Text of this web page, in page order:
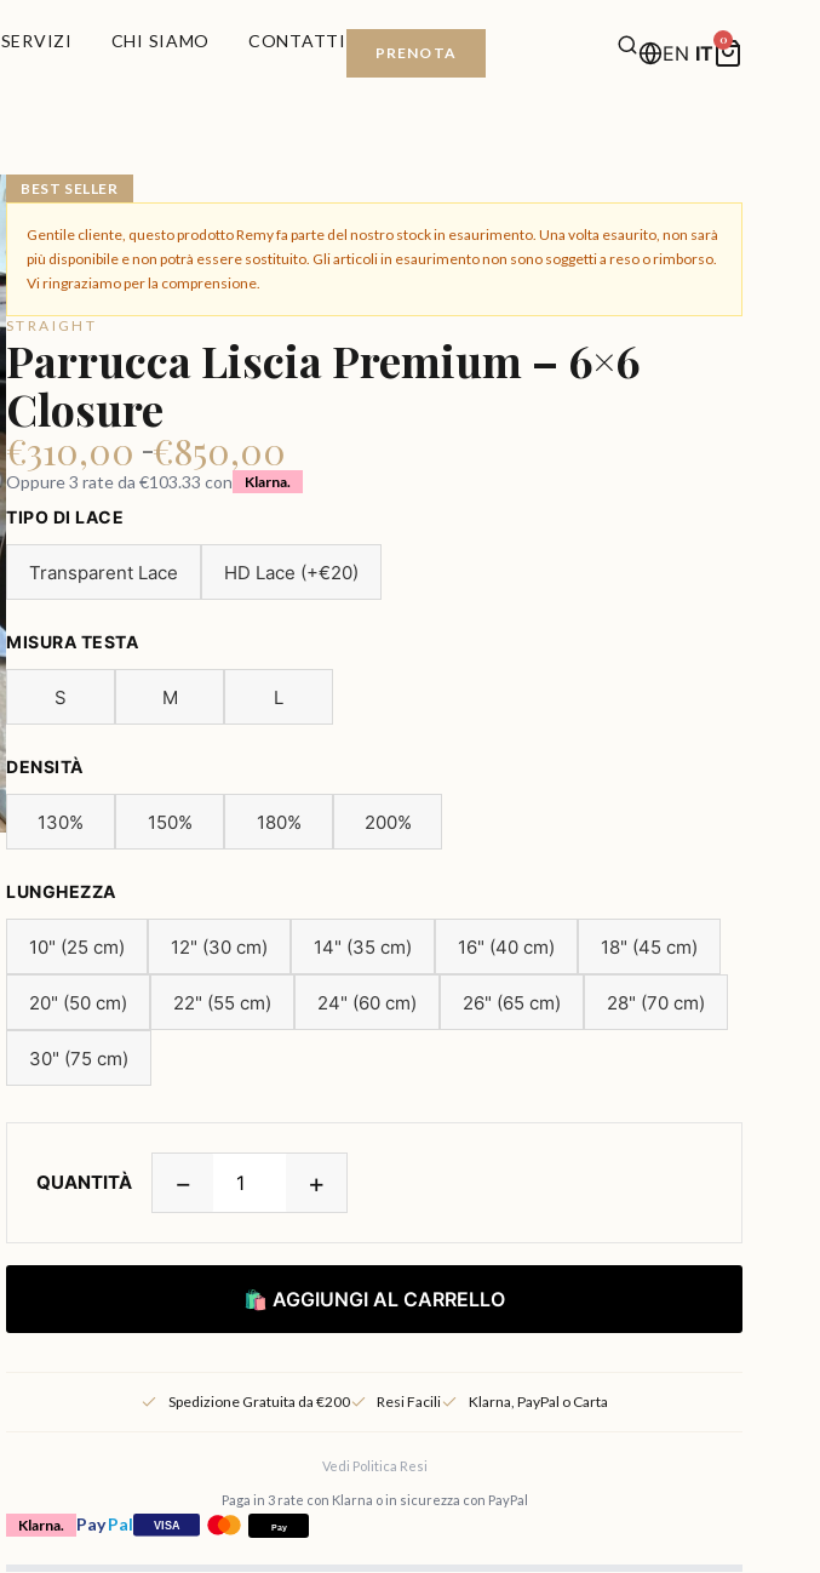
SERVIZI CHI SIAMO CONTATTI
PRENOTA EN IT
0
BEST SELLER
Gentile cliente, questo prodotto Remy fa parte del nostro stock in esaurimento. Una volta esaurito, non sarà
più disponibile e non potrà essere sostituito. Gli articoli in esaurimento non sono soggetti a reso o rimborso.
Vi ringraziamo per la comprensione.
STRAIGHT
Parrucca Liscia Premium – 6×6
Closure
310,00
€ – 850,00
€
Oppure 3 rate da €103.33 con Klarna.
TIPO DI LACE
Transparent Lace HD Lace (+€20)
MISURA TESTA
S M L
DENSITÀ
130% 150% 180% 200%
LUNGHEZZA
10" (25 cm) 12" (30 cm) 14" (35 cm) 16" (40 cm) 18" (45 cm)
20" (50 cm) 22" (55 cm) 24" (60 cm) 26" (65 cm) 28" (70 cm)
30" (75 cm)
QUANTITÀ − +
🛍 AGGIUNGI AL CARRELLO
Spedizione Gratuita da €200 Resi Facili Klarna, PayPal o Carta
Vedi Politica Resi
Paga in 3 rate con Klarna o in sicurezza con PayPal
Klarna. PayPal